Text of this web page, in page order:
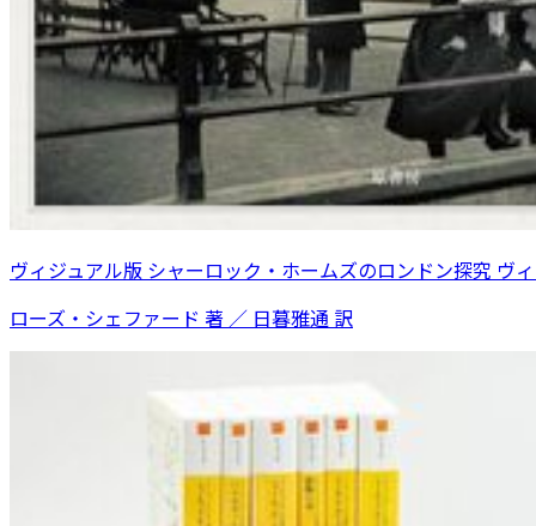
ヴィジュアル版 シャーロック・ホームズのロンドン探究 ヴ
ローズ・シェファード 著 ／ 日暮雅通 訳